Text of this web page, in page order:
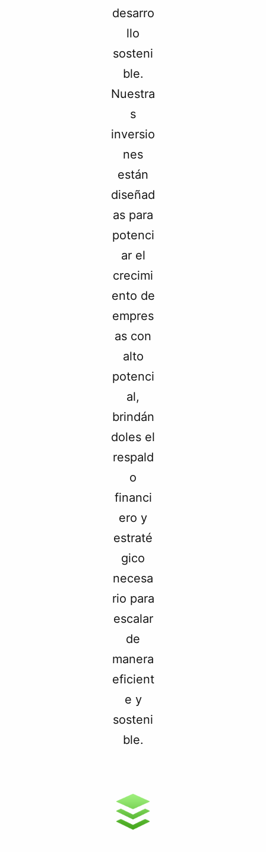
desarro
llo
sosteni
ble.
Nuestra
s
inversio
nes
están
diseñad
as para
potenci
ar el
crecimi
ento de
empres
as con
alto
potenci
al,
brindán
doles el
respald
o
financi
ero y
estraté
gico
necesa
rio para
escalar
de
manera
eficient
e y
sosteni
ble.